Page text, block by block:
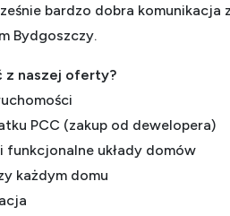
bardzo dobra komunikacja
Bydgoszczy.
z naszej oferty?
PCC (zakup od dewelopera)
układy domów
każdym domu